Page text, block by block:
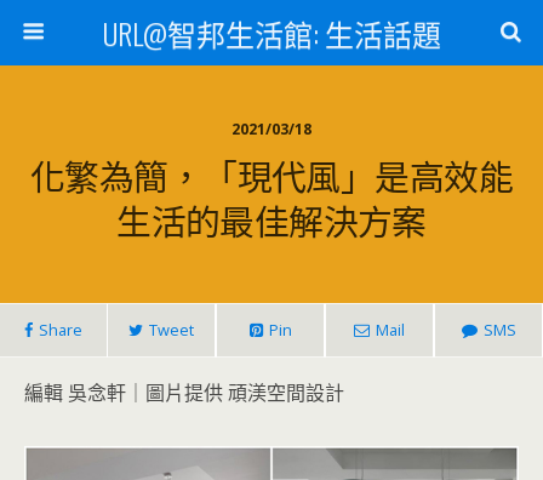
URL@智邦生活館: 生活話題
2021/03/18
化繁為簡，「現代風」是高效能
生活的最佳解決方案
Share Tweet Pin Mail SMS
編輯 吳念軒｜圖片提供 頑渼空間設計